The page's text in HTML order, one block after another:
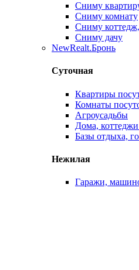
Сниму
Сниму комнату
Сниму
Сниму дачу
NewRealt.Бронь
Суточная
Квартиры
Комнаты
Агроусадьбы
Дома,
Базы отдыха,
Нежилая
Гаражи,